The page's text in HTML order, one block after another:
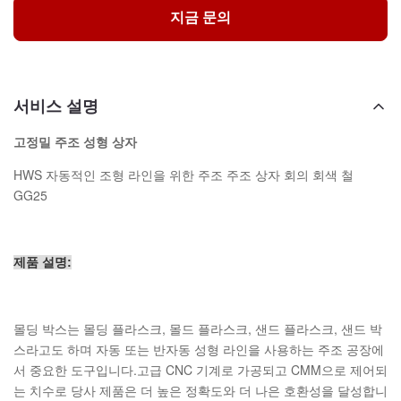
지금 문의
서비스 설명
고정밀 주조 성형 상자
HWS 자동적인 조형 라인을 위한 주조 주조 상자 회의 회색 철
GG25
제품 설명:
몰딩 박스는 몰딩 플라스크, 몰드 플라스크, 샌드 플라스크, 샌드 박
스라고도 하며 자동 또는 반자동 성형 라인을 사용하는 주조 공장에
서 중요한 도구입니다.고급 CNC 기계로 가공되고 CMM으로 제어되
는 치수로 당사 제품은 더 높은 정확도와 더 나은 호환성을 달성합니